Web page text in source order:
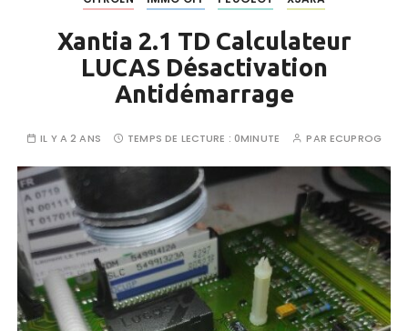
Xantia 2.1 TD Calculateur
LUCAS Désactivation
Antidémarrage
IL Y A 2 ANS TEMPS DE LECTURE : 0MINUTE PARECUPROG